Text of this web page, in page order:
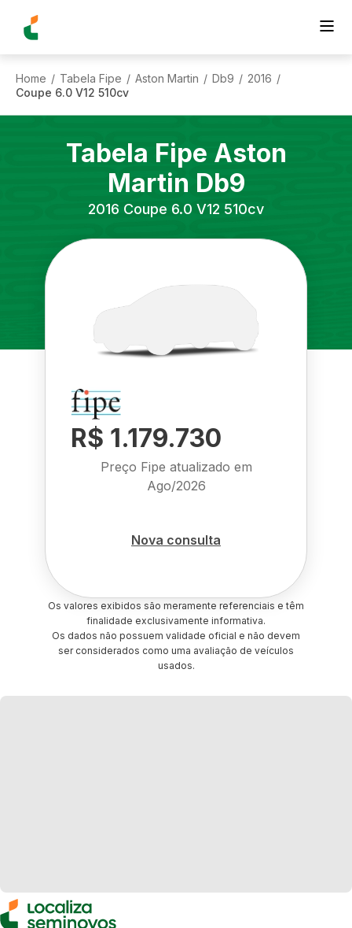
Home / Tabela Fipe / Aston Martin / Db9 / 2016 /
Coupe 6.0 V12 510cv
Tabela Fipe Aston
Martin Db9
2016 Coupe 6.0 V12 510cv
R$ 1.179.730
Preço Fipe atualizado em
Ago/2026
Nova consulta
Os valores exibidos são meramente referenciais e têm
finalidade exclusivamente informativa.
Os dados não possuem validade oficial e não devem
ser considerados como uma avaliação de veículos
usados.